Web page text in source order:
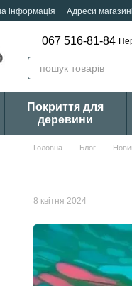
інформація Адреси
067 516-81-84
Покриття для
деревини
Головна Блог
8 квітня 2024